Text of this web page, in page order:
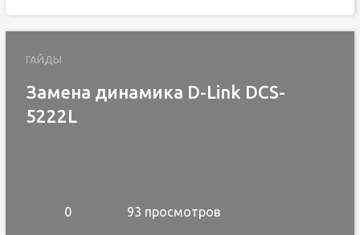
ГАЙДЫ
Замена динамика D-Link DCS-
5222L
0 93 просмотров